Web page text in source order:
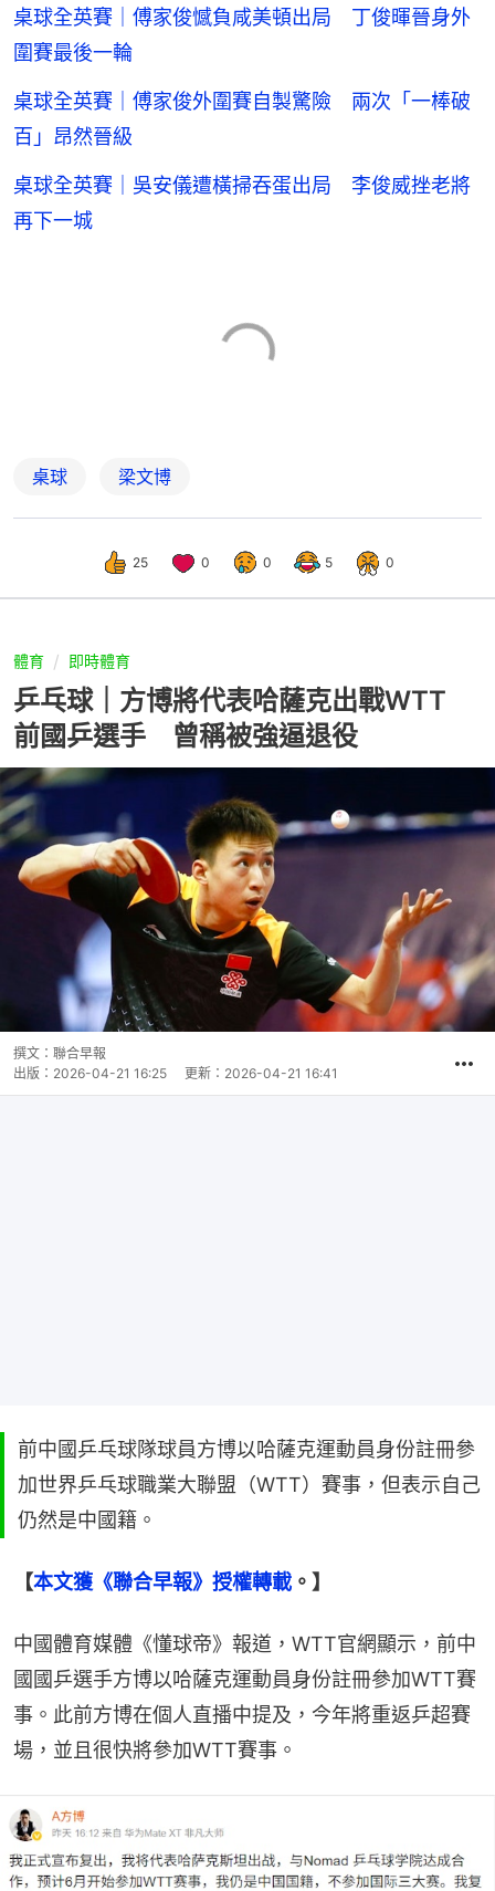
桌球全英賽｜傅家俊憾負咸美頓出局 丁俊暉晉身外
圍賽最後一輪
桌球全英賽｜傅家俊外圍賽自製驚險 兩次「一棒破
百」昂然晉級
桌球全英賽｜吳安儀遭橫掃吞蛋出局 李俊威挫老將
再下一城
桌球 梁文博
25 0 0 5 0
體育 即時體育
乒乓球｜方博將代表哈薩克出戰WTT
前國乒選手 曾稱被強逼退役
撰文： 聯合早報
出版： 2026-04-21 16:25 更新： 2026-04-21 16:41
前中國乒乓球隊球員方博以哈薩克運動員身份註冊參
加世界乒乓球職業大聯盟（WTT）賽事，但表示自己
仍然是中國籍。
【本文獲《聯合早報》授權轉載 。】
中國體育媒體《懂球帝》報道，WTT官網顯示，前中
國國乒選手方博以哈薩克運動員身份註冊參加WTT賽
事。此前方博在個人直播中提及，今年將重返乒超賽
場，並且很快將參加WTT賽事。 ​